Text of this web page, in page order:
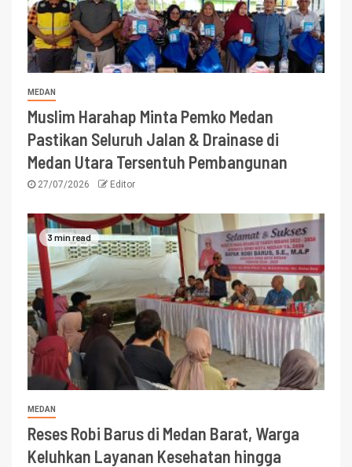
MEDAN
Muslim Harahap Minta Pemko Medan
Pastikan Seluruh Jalan & Drainase di
Medan Utara Tersentuh Pembangunan
27/07/2026 Editor
3 min read
MEDAN
Reses Robi Barus di Medan Barat, Warga
Keluhkan Layanan Kesehatan hingga